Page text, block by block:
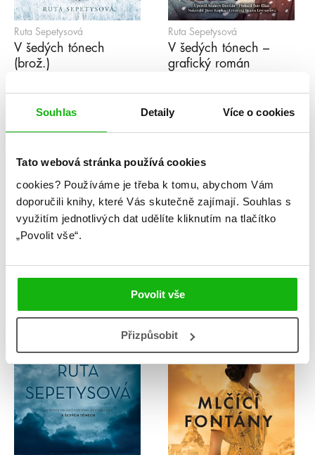
Souhlas Detaily Více o cookies
Tato webová stránka používá cookies
cookies? Používáme je třeba k tomu, abychom Vám
doporučili knihy, které Vás skutečně zajímají. Souhlas s
využitím jednotlivých dat udělíte kliknutím na tlačítko
„Povolit vše“.
Povolit vše
Přizpůsobit
Ruta Sepetysová
V šedých tónech
(brož.)
Ruta Sepetysová
V šedých tónech –
grafický román
Musím tě zradit
Ruta Sepetysová
V šedých tónech